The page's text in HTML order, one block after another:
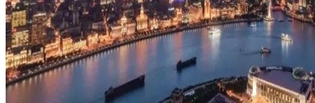
名庄
品鉴专栏
美食
酒具周边
投资收藏
留学教育